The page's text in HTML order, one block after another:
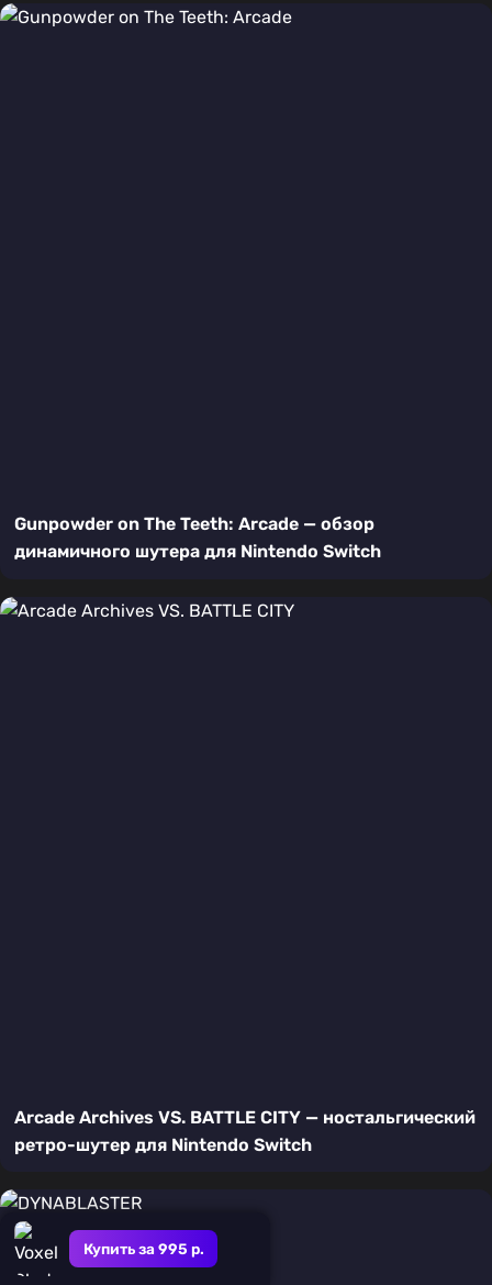
Купить за 995 р.
Gunpowder on The Teeth: Arcade — обзор
динамичного шутера для Nintendo Switch
Arcade Archives VS. BATTLE CITY — ностальгический
ретро-шутер для Nintendo Switch